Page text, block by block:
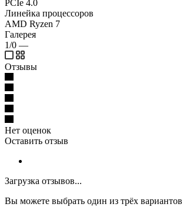
PCIe 4.0
Линейка процессоров
AMD Ryzen 7
Галерея
1/0 —
Отзывы
Нет оценок
Оставить отзыв
Загрузка отзывов...
Вы можете выбрать один из трёх